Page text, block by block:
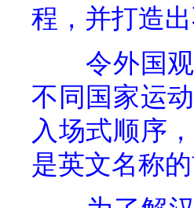
程，并打造
令外国
不同国家运
入场式顺序
是英文名称的